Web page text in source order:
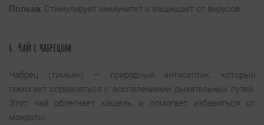
Польза: Стимулирует иммунитет и защищает от вирусов.
6. Чай с чабрецом
Чабрец (тимьян) — природный антисептик, который
помогает справляться с воспалениями дыхательных путей.
Этот чай облегчает кашель и помогает избавиться от
мокроты.